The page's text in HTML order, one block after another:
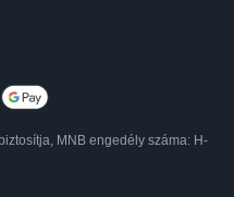
MNB engedély száma: H-